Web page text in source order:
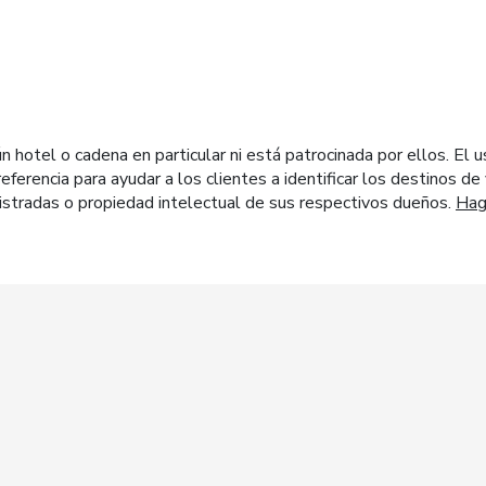
o cadena en particular ni está patrocinada por ellos. El
para ayudar a los clientes a identificar los destinos
o propiedad intelectual de sus respectivos dueños.